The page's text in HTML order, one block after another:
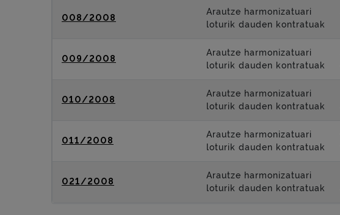
008/2008
Arautze harmonizatuari
loturik dauden kontratuak
009/2008
Arautze harmonizatuari
loturik dauden kontratuak
010/2008
Arautze harmonizatuari
loturik dauden kontratuak
011/2008
Arautze harmonizatuari
loturik dauden kontratuak
021/2008
Arautze harmonizatuari
loturik dauden kontratuak